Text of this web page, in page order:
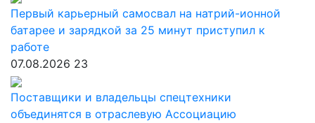
Первый карьерный самосвал на натрий-ионной
батарее и зарядкой за 25 минут приступил к
работе
07.08.2026 23
Поставщики и владельцы спецтехники
объединятся в отраслевую Ассоциацию